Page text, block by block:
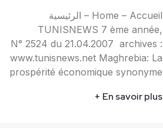
Home – Accueil – الرئيسية
TUNISNEWS 7 ème année,
N° 2524 du 21.04.2007 archives :
www.tunisnews.net Maghrebia: La
prospérité économique synonyme
En savoir plus +